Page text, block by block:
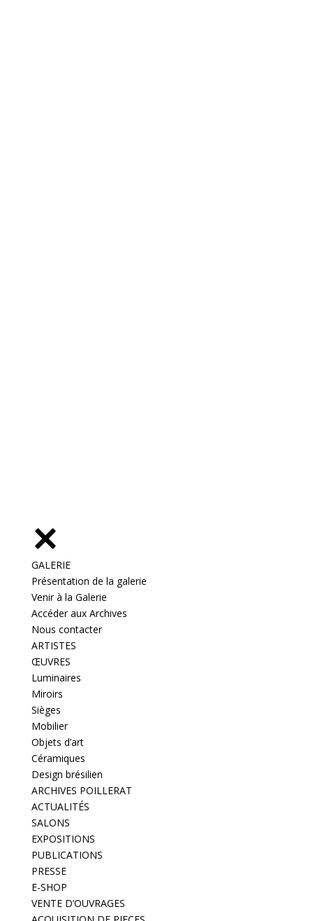
GALERIE
Présentation de la galerie
Venir à la Galerie
Accéder aux Archives
Nous contacter
ARTISTES
ŒUVRES
Luminaires
Miroirs
Sièges
Mobilier
Objets d’art
Céramiques
Design brésilien
ARCHIVES POILLERAT
ACTUALITÉS
SALONS
EXPOSITIONS
PUBLICATIONS
PRESSE
E-SHOP
VENTE D’OUVRAGES